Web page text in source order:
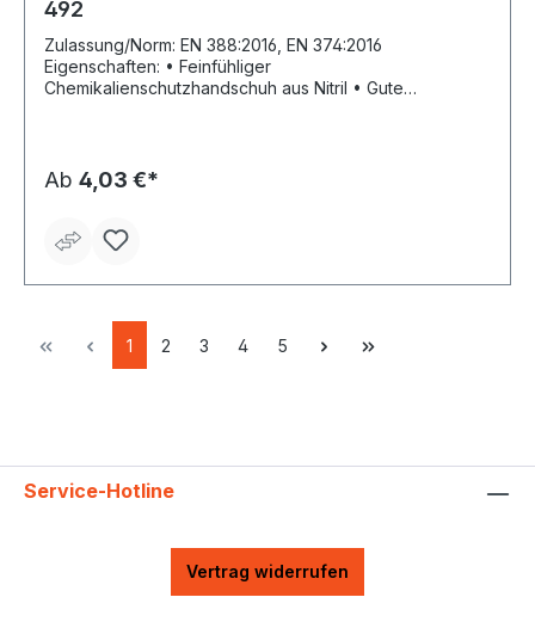
492
Zulassung/Norm: EN 388:2016, EN 374:2016
Eigenschaften: • Feinfühliger
Chemikalienschutzhandschuh aus Nitril • Gute
Mechanik, Wartungsarbeiten, Herstellung und Auftragen
von Farben und Lacken, Umgang mit
Nitril, innen Velourisierung Länge: 320 mm Stärke: 0,38
Ab 4,03 €*
1 2 3 4 5
Service-Hotline
Vertrag widerrufen